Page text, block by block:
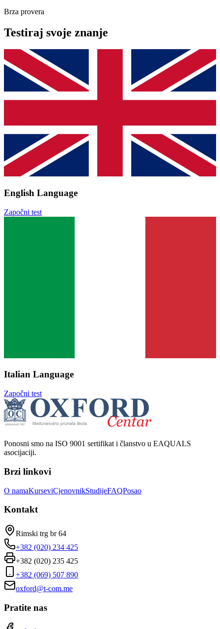
Brza provera
Testiraj svoje znanje
English Language
Započni test
Italian Language
Započni test
Ponosni smo na ISO 9001 sertifikat i članstvo u EAQUALS
asocijaciji.
Brzi linkovi
O namaKurseviCjenovnikStudijeFAQPosao
Kontakt
Rimski trg br 64
+382 (020) 234 425
+382 (020) 235 425
+382 (069) 507 890
oxford@t-com.me
Pratite nas